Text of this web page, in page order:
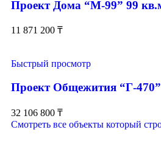
Проект Дома “М-99” 99
11 871 200 ₸
Быстрый просмотр
Проект Общежития “Г-
32 106 800 ₸
Смотреть все объекты который